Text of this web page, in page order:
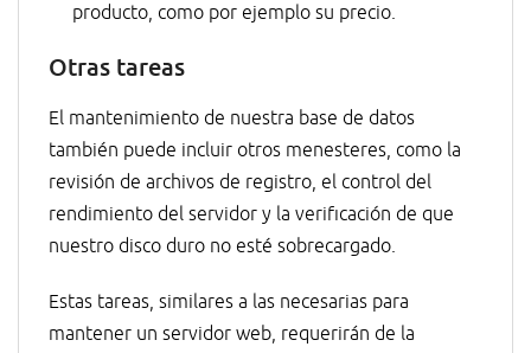
producto, como por ejemplo su precio.
Otras tareas
El mantenimiento de nuestra base de datos
también puede incluir otros menesteres, como la
revisión de archivos de registro, el control del
rendimiento del servidor y la verificación de que
nuestro disco duro no esté sobrecargado.
Estas tareas, similares a las necesarias para
mantener un servidor web, requerirán de la